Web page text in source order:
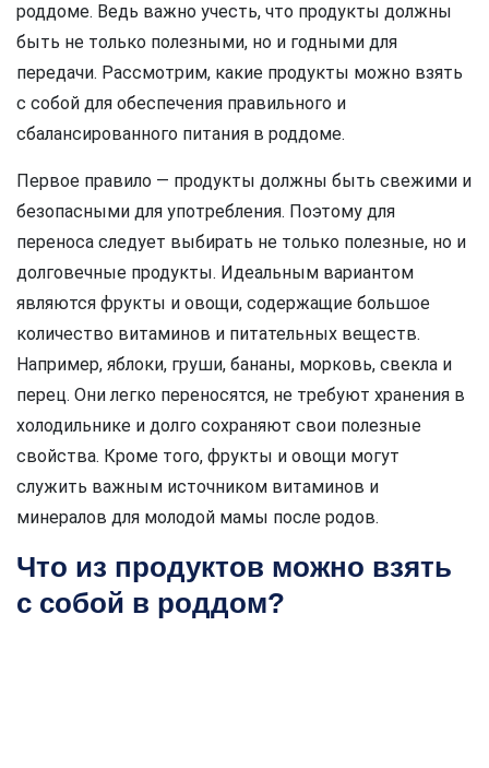
роддоме. Ведь важно учесть, что продукты должны
быть не только полезными, но и годными для
передачи. Рассмотрим, какие продукты можно взять
с собой для обеспечения правильного и
сбалансированного питания в роддоме.
Первое правило — продукты должны быть свежими и
безопасными для употребления. Поэтому для
переноса следует выбирать не только полезные, но и
долговечные продукты. Идеальным вариантом
являются фрукты и овощи, содержащие большое
количество витаминов и питательных веществ.
Например, яблоки, груши, бананы, морковь, свекла и
перец. Они легко переносятся, не требуют хранения в
холодильнике и долго сохраняют свои полезные
свойства. Кроме того, фрукты и овощи могут
служить важным источником витаминов и
минералов для молодой мамы после родов.
Что из продуктов можно взять
с собой в роддом?